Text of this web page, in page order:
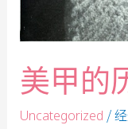
美甲的
Uncategorized /